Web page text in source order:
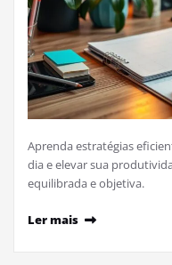
Aprenda estratégias
dia e elevar sua
equilibrada e objetiva.
Ler mais